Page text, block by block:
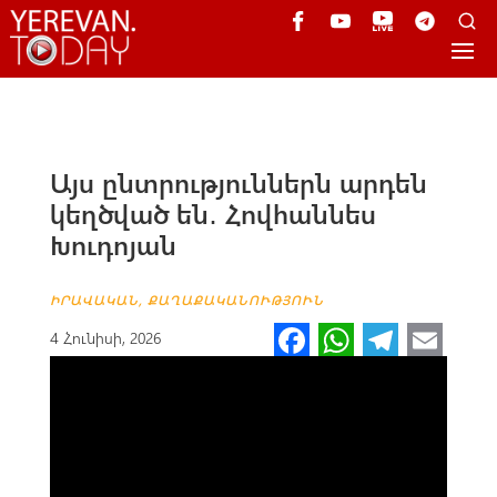
Այս ընտրություններն արդեն
կեղծված են․ Հովհաննես
Խուդոյան
ԻՐԱՎԱԿԱՆ, ՔԱՂԱՔԱԿԱՆՈՒԹՅՈՒՆ
4 Հունիսի, 2026 Fa W Te